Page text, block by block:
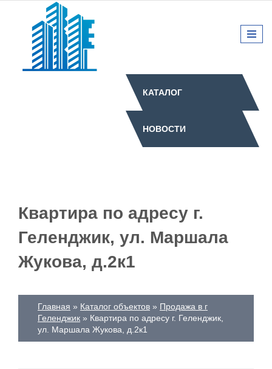
КАТАЛОГ
НОВОСТИ
Квартира по адресу г.
Геленджик, ул. Маршала
Жукова, д.2к1
Главная Каталог объектов
Продажа в г
Геленджик
Квартира по адресу г. Геленджик,
ул. Маршала Жукова, д.2к1